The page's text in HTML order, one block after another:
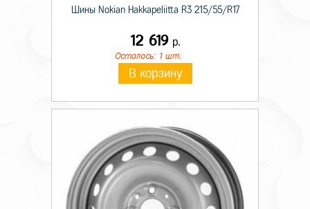
Шины Nokian Hakkapeliitta R3 215/55/R17
12 619р.
Осталось: 1 шт.
В корзину